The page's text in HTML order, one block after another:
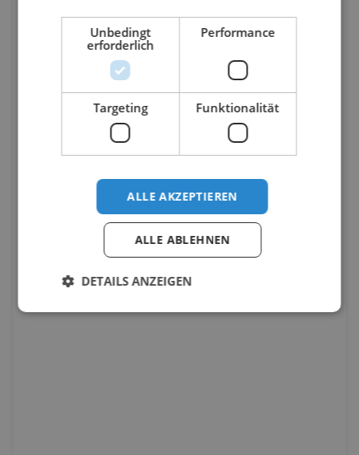
Unbedingt
erforderlich
Performance
Targeting Funktionalität
ALLE AKZEPTIEREN
ALLE ABLEHNEN
DETAILS ANZEIGEN